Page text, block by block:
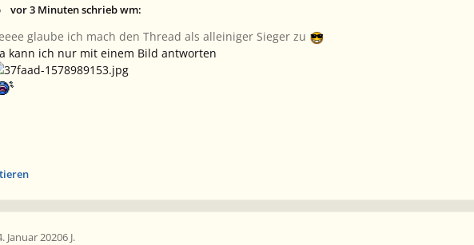
vor 3 Minuten schrieb wm:
glaube ich mach den Thread als alleiniger Sieger zu
kann ich nur mit einem Bild antworten
Januar 20206 J.